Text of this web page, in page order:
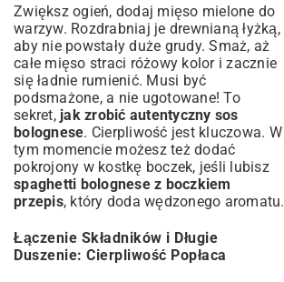
Zwiększ ogień, dodaj mięso mielone do
warzyw. Rozdrabniaj je drewnianą łyżką,
aby nie powstały duże grudy. Smaż, aż
całe mięso straci różowy kolor i zacznie
się ładnie rumienić. Musi być
podsmażone, a nie ugotowane! To
sekret, jak zrobić autentyczny sos
bolognese. Cierpliwość jest kluczowa. W
tym momencie możesz też dodać
pokrojony w kostkę boczek, jeśli lubisz
spaghetti bolognese z boczkiem
przepis, który doda wędzonego aromatu.
Łączenie Składników i Długie
Duszenie: Cierpliwość Popłaca